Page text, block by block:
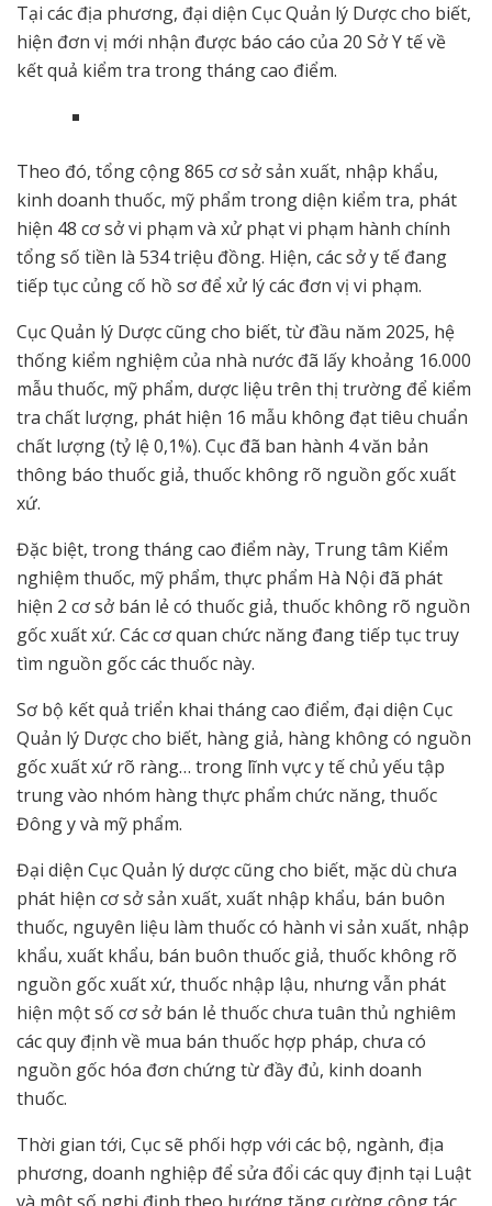
Tại các địa phương, đại diện Cục Quản lý Dược cho biết,
hiện đơn vị mới nhận được báo cáo của 20 Sở Y tế về
kết quả kiểm tra trong tháng cao điểm.
Theo đó, tổng cộng 865 cơ sở sản xuất, nhập khẩu,
kinh doanh thuốc, mỹ phẩm trong diện kiểm tra, phát
hiện 48 cơ sở vi phạm và xử phạt vi phạm hành chính
tổng số tiền là 534 triệu đồng. Hiện, các sở y tế đang
tiếp tục củng cố hồ sơ để xử lý các đơn vị vi phạm.
Cục Quản lý Dược cũng cho biết, từ đầu năm 2025, hệ
thống kiểm nghiệm của nhà nước đã lấy khoảng 16.000
mẫu thuốc, mỹ phẩm, dược liệu trên thị trường để kiểm
tra chất lượng, phát hiện 16 mẫu không đạt tiêu chuẩn
chất lượng (tỷ lệ 0,1%). Cục đã ban hành 4 văn bản
thông báo thuốc giả, thuốc không rõ nguồn gốc xuất
xứ.
Đặc biệt, trong tháng cao điểm này, Trung tâm Kiểm
nghiệm thuốc, mỹ phẩm, thực phẩm Hà Nội đã phát
hiện 2 cơ sở bán lẻ có thuốc giả, thuốc không rõ nguồn
gốc xuất xứ. Các cơ quan chức năng đang tiếp tục truy
tìm nguồn gốc các thuốc này.
Sơ bộ kết quả triển khai tháng cao điểm, đại diện Cục
Quản lý Dược cho biết, hàng giả, hàng không có nguồn
gốc xuất xứ rõ ràng… trong lĩnh vực y tế chủ yếu tập
trung vào nhóm hàng thực phẩm chức năng, thuốc
Đông y và mỹ phẩm.
Đại diện Cục Quản lý dược cũng cho biết, mặc dù chưa
phát hiện cơ sở sản xuất, xuất nhập khẩu, bán buôn
thuốc, nguyên liệu làm thuốc có hành vi sản xuất, nhập
khẩu, xuất khẩu, bán buôn thuốc giả, thuốc không rõ
nguồn gốc xuất xứ, thuốc nhập lậu, nhưng vẫn phát
hiện một số cơ sở bán lẻ thuốc chưa tuân thủ nghiêm
các quy định về mua bán thuốc hợp pháp, chưa có
nguồn gốc hóa đơn chứng từ đầy đủ, kinh doanh
thuốc.
Thời gian tới, Cục sẽ phối hợp với các bộ, ngành, địa
phương, doanh nghiệp để sửa đổi các quy định tại Luật